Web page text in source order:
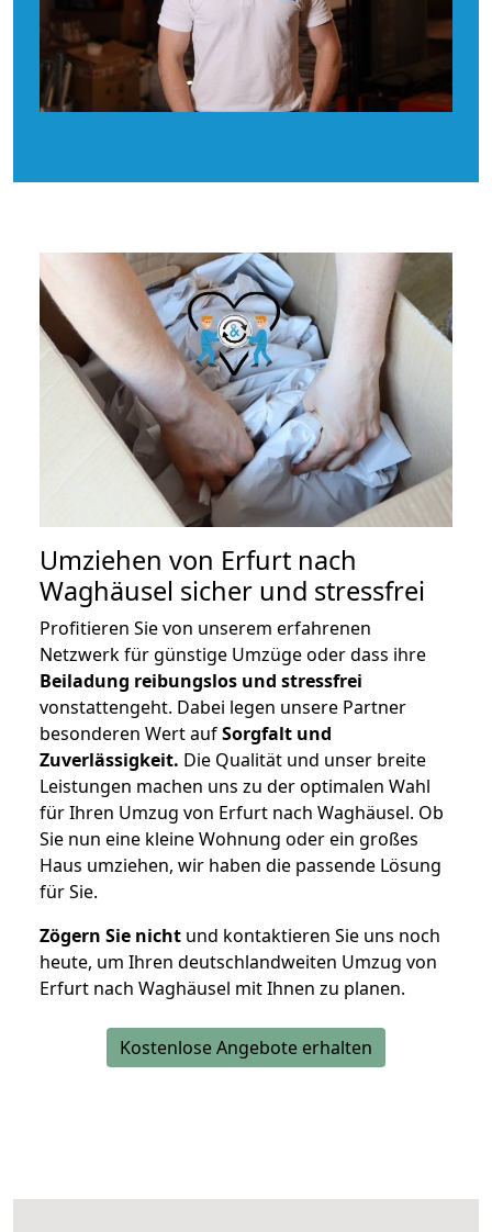
Umziehen von Erfurt nach
Waghäusel sicher und stressfrei
Profitieren Sie von unserem erfahrenen
Netzwerk für günstige Umzüge oder dass ihre
Beiladung reibungslos und stressfrei
vonstattengeht. Dabei legen unsere Partner
besonderen Wert aufSorgfalt und
Zuverlässigkeit. Die Qualität und unser breite
Leistungen machen uns zu der optimalen Wahl
für Ihren Umzug von Erfurt nach Waghäusel. Ob
Sie nun eine kleine Wohnung oder ein großes
Haus umziehen, wir haben die passende Lösung
für Sie.
Zögern Sie nicht und kontaktieren Sie uns noch
heute, um Ihren deutschlandweiten Umzug von
Erfurt nach Waghäusel mit Ihnen zu planen.
Kostenlose Angebote erhalten